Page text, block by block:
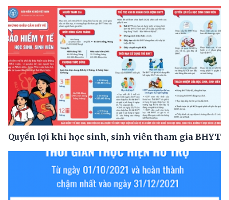
Quyền lợi khi học sinh, sinh viên tham gia BHYT